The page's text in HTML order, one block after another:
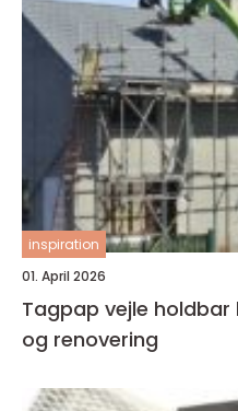
inspiration
01. April 2026
Tagpap vejle holdbar løsning til både nyt tag
og renovering